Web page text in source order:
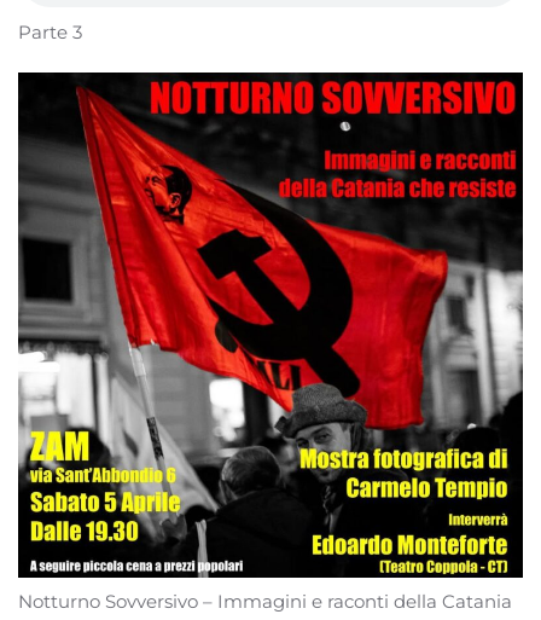
Parte 3
Notturno Sovversivo – Immagini e raconti della Catania